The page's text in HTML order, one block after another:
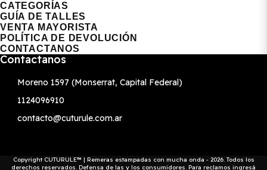
CATEGORÍAS
GUÍA DE TALLES
VENTA MAYORISTA
POLÍTICA DE DEVOLUCIÓN
CONTACTANOS
Contactanos
Moreno 1597 (Monserrat, Capital Federal)
1124096910
contacto@cuturule.com.ar
Copyright CUTURULE™ | Remeras estampadas con mucha onda - 2026. Todos los
derechos reservados. Defensa de las y los consumidores. Para reclamos ingresá